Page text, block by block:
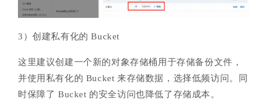
3）创建私有化的 Bucket
这里建议创建一个新的对象存储桶用于存储备份文件，
并使用私有化的 Bucket 来存储数据，选择低频访问。同
时保障了 Bucket 的安全访问也降低了存储成本。